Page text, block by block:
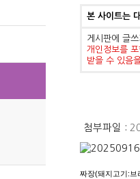
본 사이트는
게시판에 글
개인정보를
받을 수 있음
첨부파일 :
짜장(돼지고기:브